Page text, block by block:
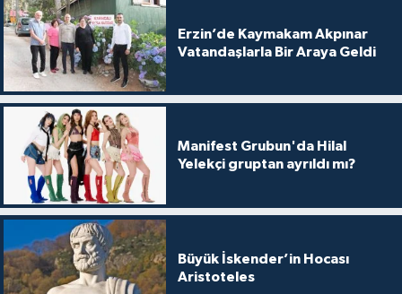
Erzin’de Kaymakam Akpınar
Vatandaşlarla Bir Araya Geldi
Manifest Grubun'da Hilal
Yelekçi gruptan ayrıldı mı?
Büyük İskender’in Hocası
Aristoteles